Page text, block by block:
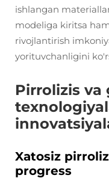
ishlangan
modeliga kiritsa
rivojlantirish
yorituvchanligini
Pirrolizis va
Xatosiz
progress